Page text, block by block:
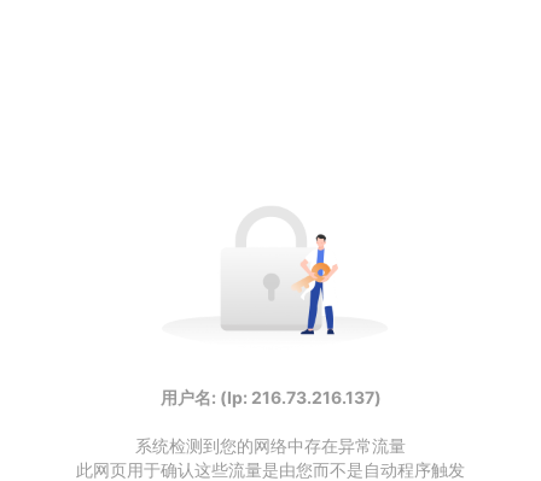
用户名: (Ip: 216.73.216.137)
系统检测到您的网络中存在异常流量
此网页用于确认这些流量是由您而不是自动程序触发